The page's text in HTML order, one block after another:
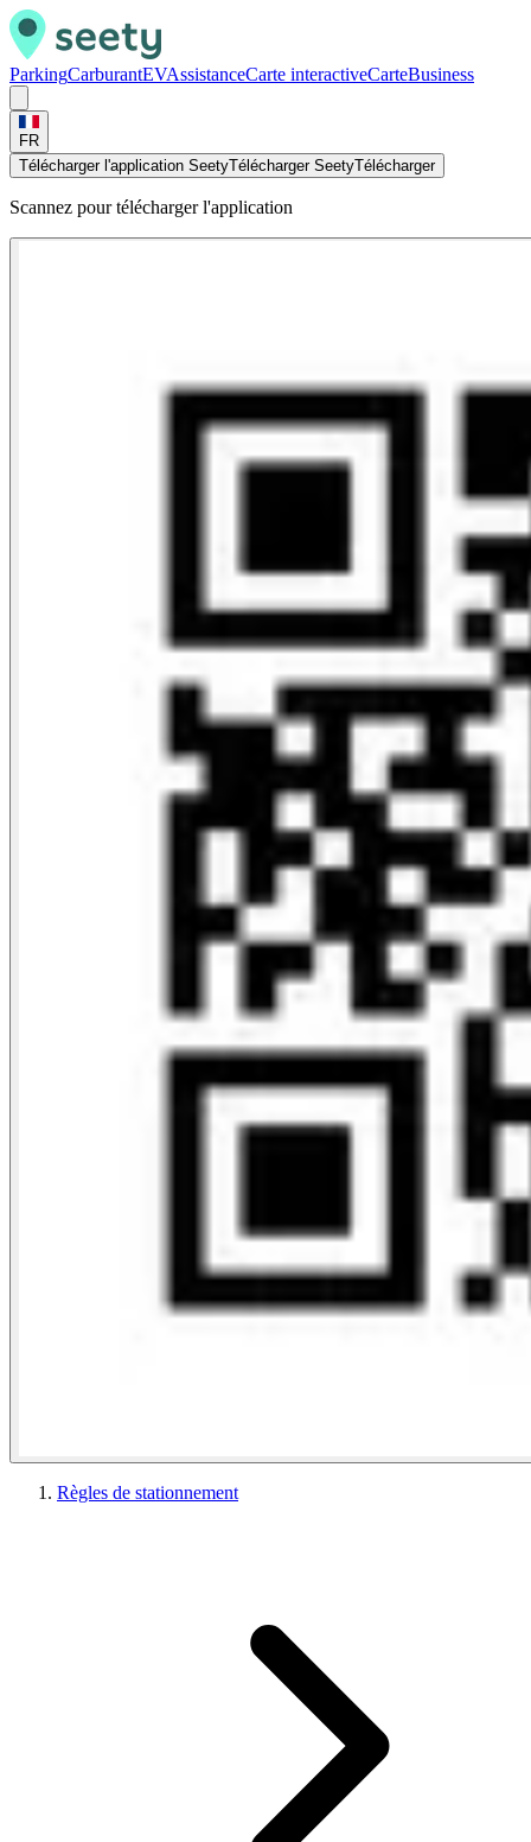
ParkingCarburantEVAssistanceCarte interactiveCarteBusiness
FR
Télécharger l'application SeetyTélécharger SeetyTélécharger
Scannez pour télécharger l'application
Règles de stationnement